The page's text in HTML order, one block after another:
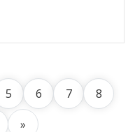
5 6 7
8
»